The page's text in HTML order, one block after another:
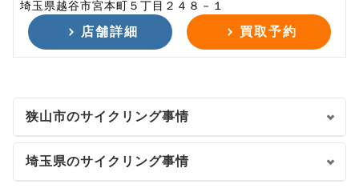
埼玉県越谷市宮本町５丁目２４８－１
店舗詳細 買取予約
狭山市のサイクリング事情
埼玉県のサイクリング事情